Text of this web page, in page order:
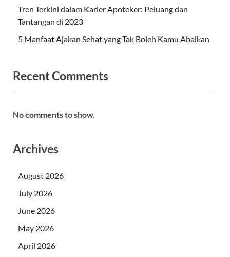
Tren Terkini dalam Karier Apoteker: Peluang dan
Tantangan di 2023
5 Manfaat Ajakan Sehat yang Tak Boleh Kamu Abaikan
Recent Comments
No comments to show.
Archives
August 2026
July 2026
June 2026
May 2026
April 2026